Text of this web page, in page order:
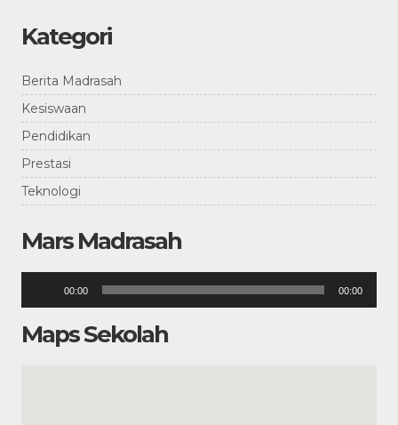
Kategori
Berita Madrasah
Kesiswaan
Pendidikan
Prestasi
Teknologi
Mars Madrasah
00:00 00:00
Maps Sekolah